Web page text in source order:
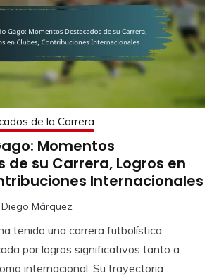
de la Carrera
Momentos
de su Carrera, Logros en
Internacionales
Diego Márquez
tenido una carrera futbolística
por logros significativos tanto a
internacional. Su trayectoria